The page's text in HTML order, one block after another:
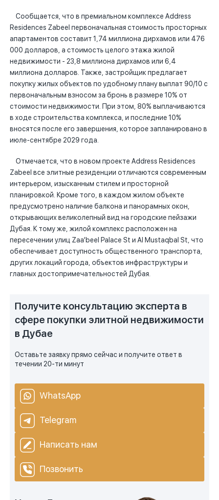
Сообщается, что в премиальном комплексе Address
Residences Zabeel первоначальная стоимость просторных
апартаментов составит 1,74 миллиона дирхамов или 476
000 долларов, а стоимость целого этажа жилой
недвижимости - 23,8 миллиона дирхамов или 6,4
миллиона долларов. Также, застройщик предлагает
покупку жилых объектов по удобному плану выплат 90/10 с
первоначальным взносом за бронь в размере 10% от
стоимости недвижимости. При этом, 80% выплачиваются
в ходе строительства комплекса, и последние 10%
вносятся после его завершения, которое запланировано в
июле-сентябре 2029 года.
Отмечается, что в новом проекте Address Residences
Zabeel все элитные резиденции отличаются современным
интерьером, изысканным стилем и просторной
планировкой. Кроме того, в каждом жилом объекте
предусмотрено наличие балкона и панорамных окон,
открывающих великолепный вид на городские пейзажи
Дубая. К тому же, жилой комплекс расположен на
пересечении улиц Zaa’beel Palace St и Al Mustaqbal St, что
обеспечивает доступность общественного транспорта,
других локаций города, объектов инфраструктуры и
главных достопримечательностей Дубая.
Получите консультацию эксперта в
сфере покупки элитной недвижимости
в Дубае
Оставьте заявку прямо сейчас и получите ответ в
течении 20-ти минут
WhatsApp
Telegram
Написать нам
Позвонить